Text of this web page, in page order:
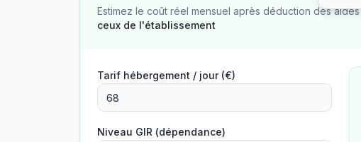
Estimez le coût réel mensuel après déduction des aides
ceux de l'établissement
Tarif hébergement / jour (€)
Niveau GIR (dépendance)